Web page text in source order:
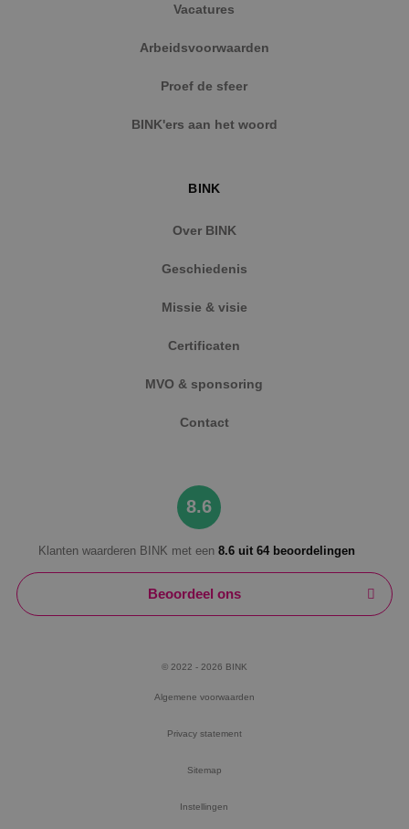
Vacatures
Arbeidsvoorwaarden
Proef de sfeer
BINK'ers aan het woord
BINK
Over BINK
Geschiedenis
Missie & visie
Certificaten
MVO & sponsoring
Contact
8.6
Klanten waarderen BINK met een 8.6 uit 64 beoordelingen
Beoordeel ons
© 2022 - 2026 BINK
Algemene voorwaarden
Privacy statement
Sitemap
Instellingen